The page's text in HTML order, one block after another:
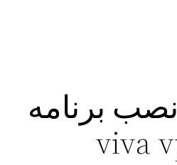
نصب برنامه